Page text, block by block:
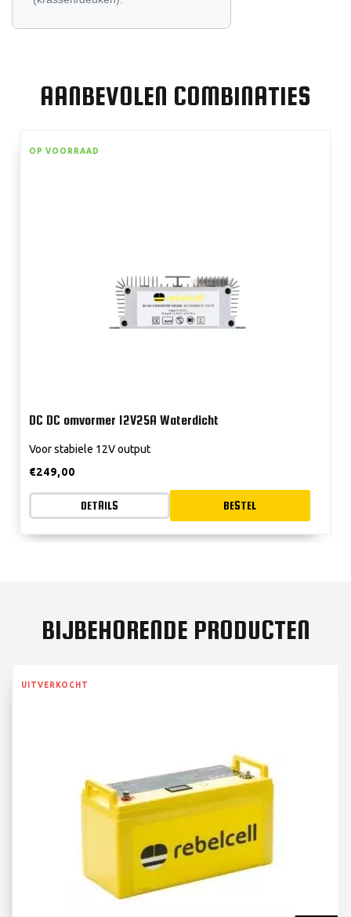
AANBEVOLEN COMBINATIES
OP VOORRAAD
DC DC omvormer 12V25A Waterdicht
Voor stabiele 12V output
€249,00
DETAILS BESTEL
BIJBEHORENDE PRODUCTEN
UITVERKOCHT